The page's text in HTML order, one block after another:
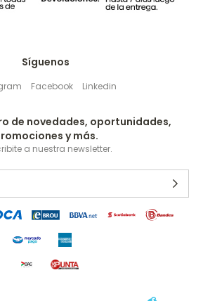
Síguenos
Facebook Linkedin
de novedades, oportunidades,
y más.
a nuestra newsletter.